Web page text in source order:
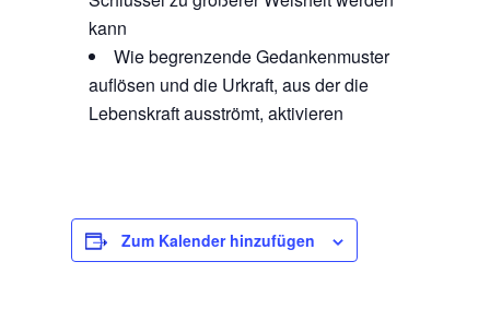
kann
Wie begrenzende Gedankenmuster
auflösen und die Urkraft, aus der die
Lebenskraft ausströmt, aktivieren
Zum Kalender hinzufügen